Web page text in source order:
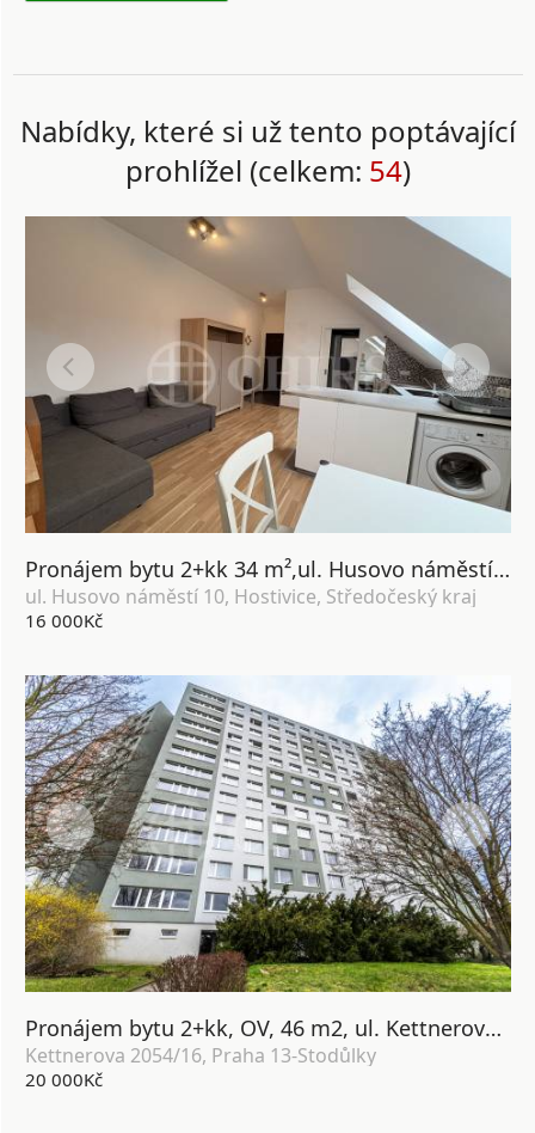
Nabídky, které si už tento poptávající
prohlížel (celkem: 54)
Pronájem bytu 2+kk 34 m²,ul. Husovo náměstí 10, Hostivice, Středočeský kraj
ul. Husovo náměstí 10, Hostivice, Středočeský kraj
16 000Kč
Pronájem bytu 2+kk, OV, 46 m2, ul. Kettnerova 2054/16, Praha 13 - Luka
Kettnerova 2054/16, Praha 13-Stodůlky
20 000Kč